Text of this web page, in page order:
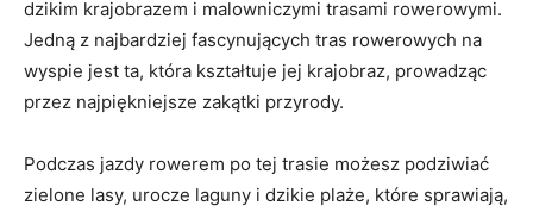
dzikim‍ krajobrazem i malowniczymi trasami rowerowymi.
Jedną z ​najbardziej fascynujących tras rowerowych na
‌wyspie jest ta,‍ która ‍kształtuje jej krajobraz,⁤ prowadząc
przez najpiękniejsze zakątki‍ przyrody.
Podczas jazdy rowerem po tej‍ trasie możesz​ podziwiać
zielone lasy, urocze laguny i dzikie plaże,⁣ które sprawiają,